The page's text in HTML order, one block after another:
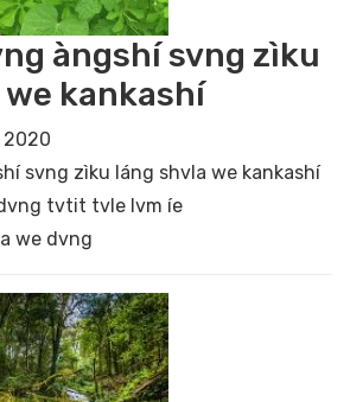
àngshí svng zìku
kankashí
2020
svng zìku láng shvla we kankashí
tvtit tvle lvm íe
we dvng